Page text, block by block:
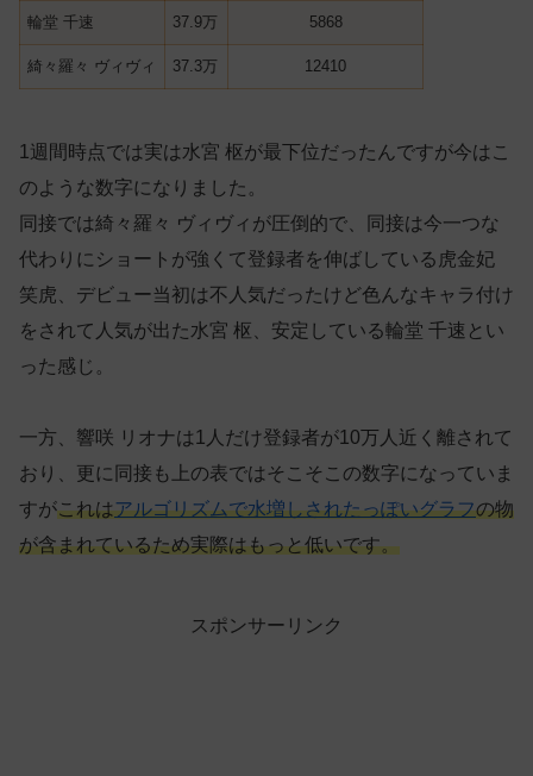
輪堂 千速 37.9万 5868
綺々羅々 ヴィヴィ 37.3万 12410
1週間時点では実は水宮 枢が最下位だったんですが今はこ
のような数字になりました。
同接では綺々羅々 ヴィヴィが圧倒的で、同接は今一つな
代わりにショートが強くて登録者を伸ばしている虎金妃
笑虎、デビュー当初は不人気だったけど色んなキャラ付け
をされて人気が出た水宮 枢、安定している輪堂 千速とい
った感じ。
一方、響咲 リオナは1人だけ登録者が10万人近く離されて
おり、更に同接も上の表ではそこそこの数字になっていま
すがこれはアルゴリズムで水増しされたっぽいグラフの物
が含まれているため実際はもっと低いです。
スポンサーリンク